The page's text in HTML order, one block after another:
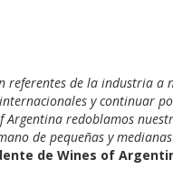
referentes de la industria a
y continuar
redoblamos
de pequeñas y
de Wines of